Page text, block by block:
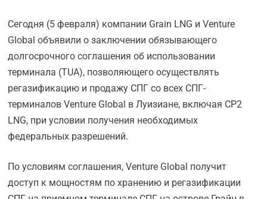
Сегодня (5 февраля) компании Grain LNG и Venture
Global объявили о заключении обязывающего
долгосрочного соглашения об использовании
терминала (TUA), позволяющего осуществлять
регазификацию и продажу СПГ со всех СПГ-
терминалов Venture Global в Луизиане, включая CP2
LNG, при условии получения необходимых
федеральных разрешений.
По условиям соглашения, Venture Global получит
доступ к мощностям по хранению и регазификации